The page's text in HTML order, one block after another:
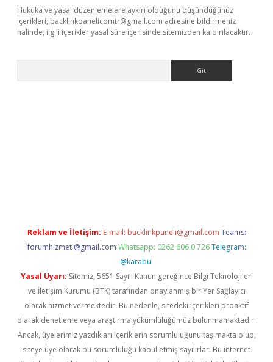
Hukuka ve yasal düzenlemelere aykırı olduğunu düşündüğünüz
içerikleri, backlinkpanelicomtr@gmail.com adresine bildirmeniz
halinde, ilgili içerikler yasal süre içerisinde sitemizden kaldırılacaktır.
Reklam ve İletişim: E-mail: backlinkpaneli@gmail.com Teams:
forumhizmeti@gmail.com Whatsapp: 0262 606 0 726 Telegram:
@karabul
Yasal Uyarı: Sitemiz, 5651 Sayılı Kanun gereğince Bilgi Teknolojileri
ve İletişim Kurumu (BTK) tarafından onaylanmış bir Yer Sağlayıcı
olarak hizmet vermektedir. Bu nedenle, sitedeki içerikleri proaktif
olarak denetleme veya araştırma yükümlülüğümüz bulunmamaktadır.
Ancak, üyelerimiz yazdıkları içeriklerin sorumluluğunu taşımakta olup,
siteye üye olarak bu sorumluluğu kabul etmiş sayılırlar. Bu internet